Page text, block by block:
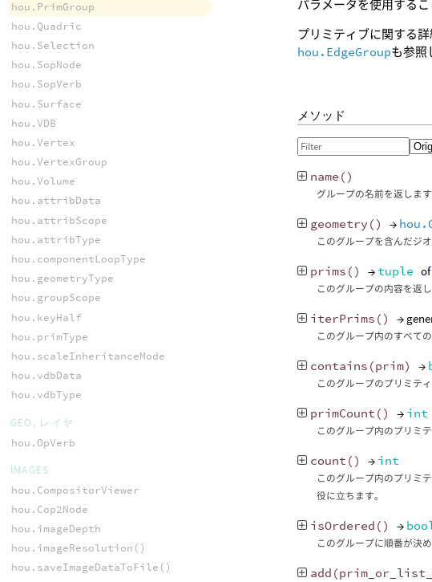
パラメータを使用する
プリミティブに関する詳
hou.EdgeGroupも参照
メソッド
name ()
グループの名前を返しま
geometry () →
このグループを含んだジ
prims () → tuple of
このグループの内容を返し
iterPrims () →
このグループ内のすべて
contains (prim) →
このグループのプリミテ
primCount () → int
このグループ内のプリミ
count () → int
このグループ内のプリミ
役に立ちます。
isOrdered () →
このグループに順番が決
add (
hou.PrimGroup
hou.Quadric
hou.Selection
hou.SopNode
hou.SopVerb
hou.Surface
hou.VDB
hou.Vertex
hou.VertexGroup
hou.Volume
hou.attribData
hou.attribScope
hou.attribType
hou.componentLoopType
hou.geometryType
hou.groupScope
hou.keyHalf
hou.primType
hou.scaleInheritanceMode
hou.vdbData
hou.vdbType
GEO, レイヤ
hou.OpVerb
IMAGES
hou.CompositorViewer
hou.Cop2Node
hou.imageDepth
hou.imageResolution()
hou.saveImageDataToFile()